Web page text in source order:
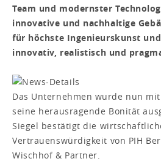
Team und modernster
innovative und nachhaltige
für höchste Ingenieurskunst
innovativ, realistisch und
Das Unternehmen wurde nun
seine herausragende Bonität
Siegel bestätigt die
Vertrauenswürdigkeit von PIH
Wischhof & Partner.